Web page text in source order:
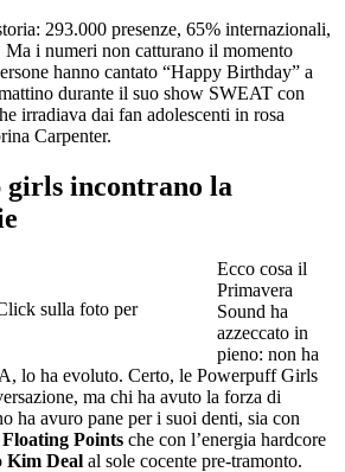
293.000 presenze, 65% internazionali,
Ma i numeri non catturano il momento
hanno cantato “Happy Birthday” a
durante il suo show SWEAT con
irradiava dai fan adolescenti in rosa
Carpenter.
girls incontrano la
sulla foto per
Ecco cosa il
Primavera
Sound ha
azzeccato in
pieno: non ha
lo ha evoluto. Certo, le Powerpuff Girls
ma chi ha avuto la forza di
ha avuro pane per i suoi denti, sia con
Floating Points che con l’energia hardcore
Kim Deal al sole cocente pre-tramonto.